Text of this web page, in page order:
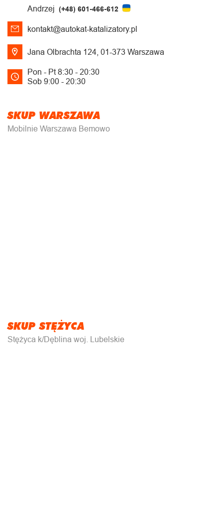
Andrzej (+48) 601-466-612
kontakt@autokat-katalizatory.pl
Jana Olbrachta 124, 01-373 Warszawa
Pon - Pt 8:30 - 20:30
Sob 9:00 - 20:30
SKUP WARSZAWA
Mobilnie Warszawa Bemowo
SKUP STĘŻYCA
Stężyca k/Dęblina woj. Lubelskie